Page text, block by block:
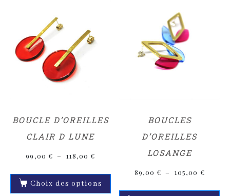
BOUCLE D’OREILLES
CLAIR D LUNE
99,00 € – 118,00 €
Choix des options
BOUCLES
D’OREILLES
LOSANGE
89,00 € – 105,00 €